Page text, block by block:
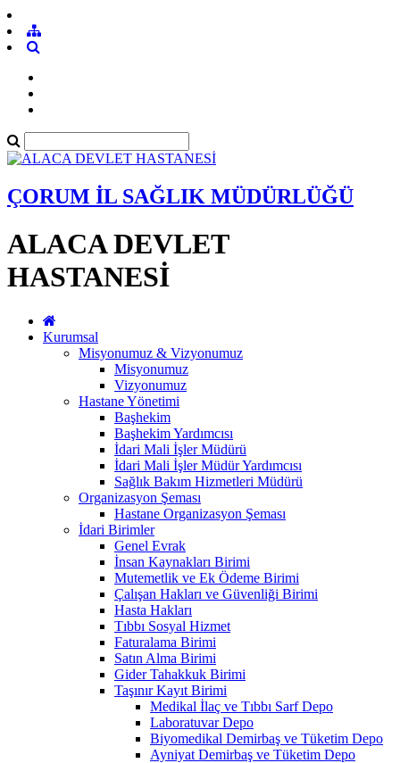
ÇORUM İL SAĞLIK MÜDÜRLÜĞÜ
ALACA DEVLET
HASTANESİ
Kurumsal
Misyonumuz & Vizyonumuz
Misyonumuz
Vizyonumuz
Hastane Yönetimi
Başhekim
Başhekim Yardımcısı
İdari Mali İşler Müdürü
İdari Mali İşler Müdür Yardımcısı
Sağlık Bakım Hizmetleri Müdürü
Organizasyon Şeması
Hastane Organizasyon Şeması
İdari Birimler
Genel Evrak
İnsan Kaynakları Birimi
Mutemetlik ve Ek Ödeme Birimi
Çalışan Hakları ve Güvenliği Birimi
Hasta Hakları
Tıbbı Sosyal Hizmet
Faturalama Birimi
Satın Alma Birimi
Gider Tahakkuk Birimi
Taşınır Kayıt Birimi
Medikal İlaç ve Tıbbı Sarf Depo
Laboratuvar Depo
Biyomedikal Demirbaş ve Tüketim Depo
Ayniyat Demirbaş ve Tüketim Depo